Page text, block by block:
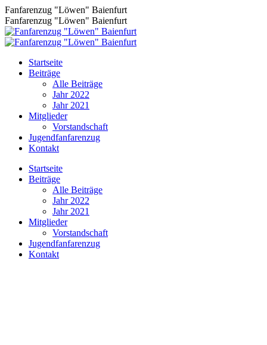
Zum
Inhalt
springen
Fanfarenzug "Löwen" Baienfurt
Fanfarenzug "Löwen" Baienfurt
Startseite
Beiträge
Alle Beiträge
Jahr 2022
Jahr 2021
Mitglieder
Vorstandschaft
Jugendfanfarenzug
Kontakt
Facebook
page
window
Startseite
Beiträge
Alle Beiträge
Jahr 2022
Jahr 2021
Mitglieder
Vorstandschaft
Jugendfanfarenzug
Kontakt